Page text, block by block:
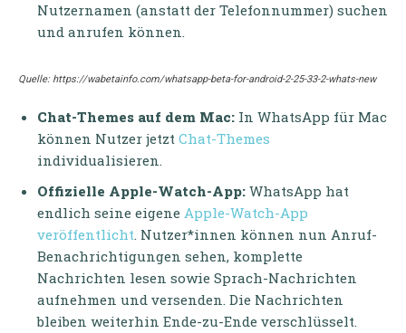
Nutzernamen (anstatt der Telefonnummer) suchen
und anrufen können.
Quelle: https://wabetainfo.com/whatsapp-beta-for-android-2-25-33-2-whats-new
Chat-Themes auf dem Mac: In WhatsApp für Mac
können Nutzer jetzt Chat-Themes
individualisieren.
Offizielle Apple-Watch-App: WhatsApp hat
endlich seine eigene Apple-Watch-App
veröffentlicht. Nutzer*innen können nun Anruf-
Benachrichtigungen sehen, komplette
Nachrichten lesen sowie Sprach-Nachrichten
aufnehmen und versenden. Die Nachrichten
bleiben weiterhin Ende-zu-Ende verschlüsselt.